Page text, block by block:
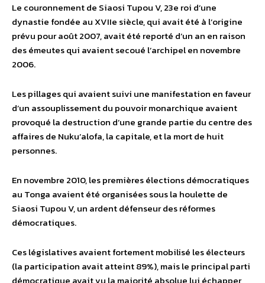
Le couronnement de Siaosi Tupou V, 23e roi d’une
dynastie fondée au XVIIe siècle, qui avait été à l’origine
prévu pour août 2007, avait été reporté d’un an en raison
des émeutes qui avaient secoué l’archipel en novembre
2006.
Les pillages qui avaient suivi une manifestation en faveur
d’un assouplissement du pouvoir monarchique avaient
provoqué la destruction d’une grande partie du centre des
affaires de Nuku’alofa, la capitale, et la mort de huit
personnes.
En novembre 2010, les premières élections démocratiques
au Tonga avaient été organisées sous la houlette de
Siaosi Tupou V, un ardent défenseur des réformes
démocratiques.
Ces législatives avaient fortement mobilisé les électeurs
(la participation avait atteint 89%), mais le principal parti